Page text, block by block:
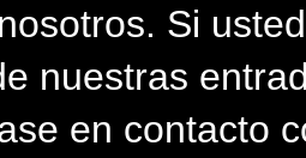
Si
nuestras
en contacto